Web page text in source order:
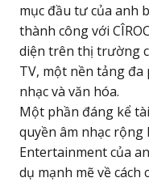
mục đầu tư của anh
thành công với
diện trên thị trường
TV, một nền tảng
nhạc và văn hóa.
Một phần đáng kể
quyền âm nhạc rộng
Entertainment của
dụ mạnh mẽ về cách